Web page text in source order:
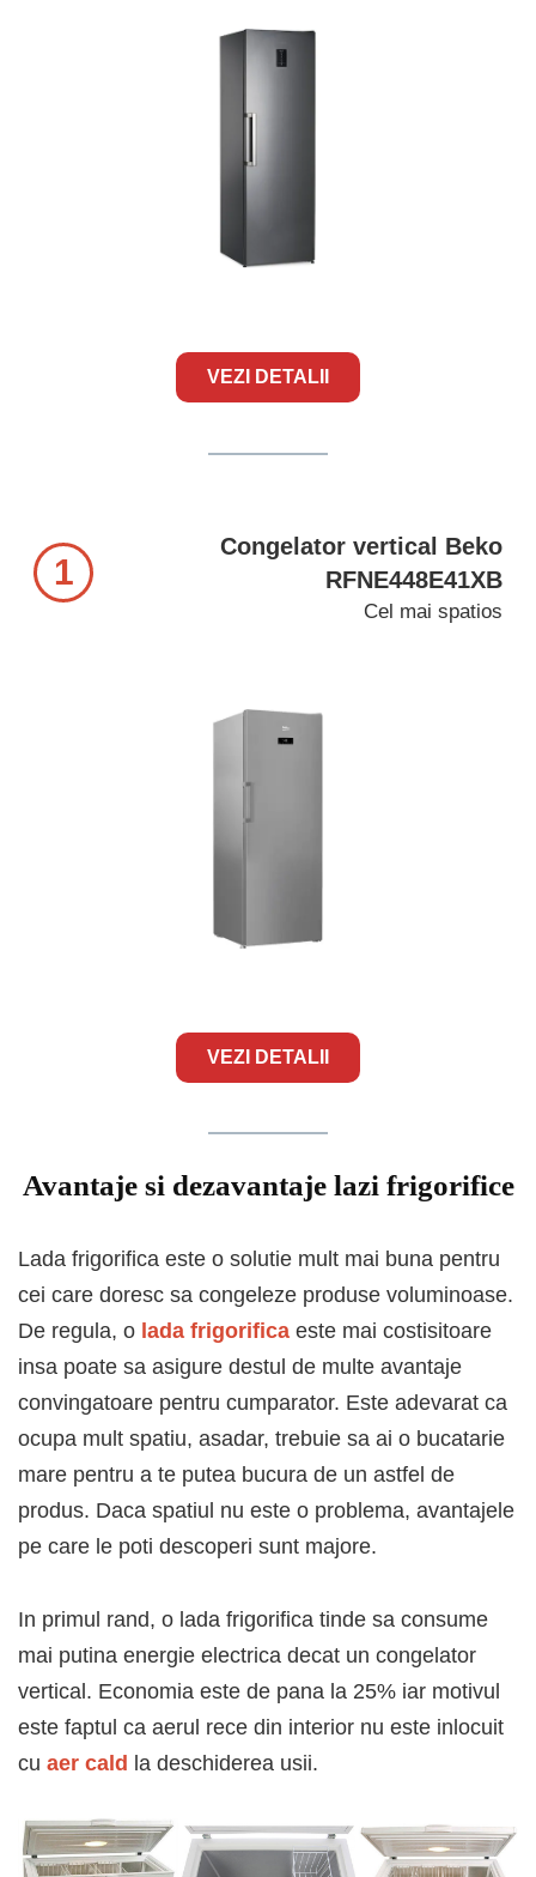
VEZI DETALII
1
Congelator vertical Beko
RFNE448E41XB
Cel mai spatios
VEZI DETALII
Avantaje si dezavantaje lazi frigorifice
Lada frigorifica este o solutie mult mai buna pentru
cei care doresc sa congeleze produse voluminoase.
De regula, o lada frigorifica este mai costisitoare
insa poate sa asigure destul de multe avantaje
convingatoare pentru cumparator. Este adevarat ca
ocupa mult spatiu, asadar, trebuie sa ai o bucatarie
mare pentru a te putea bucura de un astfel de
produs. Daca spatiul nu este o problema, avantajele
pe care le poti descoperi sunt majore.
In primul rand, o lada frigorifica tinde sa consume
mai putina energie electrica decat un congelator
vertical. Economia este de pana la 25% iar motivul
este faptul ca aerul rece din interior nu este inlocuit
cu aer cald la deschiderea usii.